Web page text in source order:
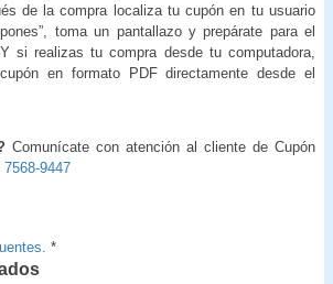
de la compra localiza tu cupón en tu usuario
toma un pantallazo y prepárate para el
si realizas tu compra desde tu computadora,
en formato PDF directamente desde el
Comunícate con atención al cliente de Cupón
7568-9447
*